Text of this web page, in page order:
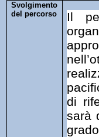
Svolgimento
del percorso
Il
di
sarà